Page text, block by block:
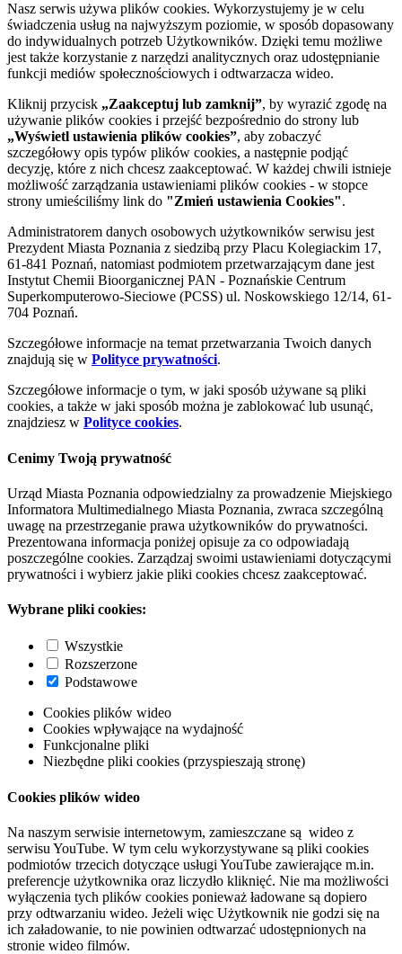
Nasz serwis używa plików cookies. Wykorzystujemy je w celu
świadczenia usług na najwyższym poziomie, w sposób dopasowany
do indywidualnych potrzeb Użytkowników. Dzięki temu możliwe
jest także korzystanie z narzędzi analitycznych oraz udostępnianie
funkcji mediów społecznościowych i odtwarzacza wideo.
Kliknij przycisk „Zaakceptuj lub zamknij”, by wyrazić zgodę na
używanie plików cookies i przejść bezpośrednio do strony lub
„Wyświetl ustawienia plików cookies”, aby zobaczyć
szczegółowy opis typów plików cookies, a następnie podjąć
decyzję, które z nich chcesz zaakceptować. W każdej chwili istnieje
możliwość zarządzania ustawieniami plików cookies - w stopce
strony umieściliśmy link do "Zmień ustawienia Cookies".
Administratorem danych osobowych użytkowników serwisu jest
Prezydent Miasta Poznania z siedzibą przy Placu Kolegiackim 17,
61-841 Poznań, natomiast podmiotem przetwarzającym dane jest
Instytut Chemii Bioorganicznej PAN - Poznańskie Centrum
Superkomputerowo-Sieciowe (PCSS) ul. Noskowskiego 12/14, 61-
704 Poznań.
Szczegółowe informacje na temat przetwarzania Twoich danych
znajdują się w Polityce prywatności.
Szczegółowe informacje o tym, w jaki sposób używane są pliki
cookies, a także w jaki sposób można je zablokować lub usunąć,
znajdziesz w Polityce cookies.
Cenimy Twoją prywatność
Urząd Miasta Poznania odpowiedzialny za prowadzenie Miejskiego
Informatora Multimedialnego Miasta Poznania, zwraca szczególną
uwagę na przestrzeganie prawa użytkowników do prywatności.
Prezentowana informacja poniżej opisuje za co odpowiadają
poszczególne cookies. Zarządzaj swoimi ustawieniami dotyczącymi
prywatności i wybierz jakie pliki cookies chcesz zaakceptować.
Wybrane pliki cookies:
Wszystkie
Rozszerzone
Podstawowe
Cookies plików wideo
Cookies wpływające na wydajność
Funkcjonalne pliki
Niezbędne pliki cookies (przyspieszają stronę)
Cookies plików wideo
Na naszym serwisie internetowym, zamieszczane są wideo z
serwisu YouTube. W tym celu wykorzystywane są pliki cookies
podmiotów trzecich dotyczące usługi YouTube zawierające m.in.
preferencje użytkownika oraz liczydło kliknięć. Nie ma możliwości
wyłączenia tych plików cookies ponieważ ładowane są dopiero
przy odtwarzaniu wideo. Jeżeli więc Użytkownik nie godzi się na
ich załadowanie, to nie powinien odtwarzać udostępnionych na
stronie wideo filmów.